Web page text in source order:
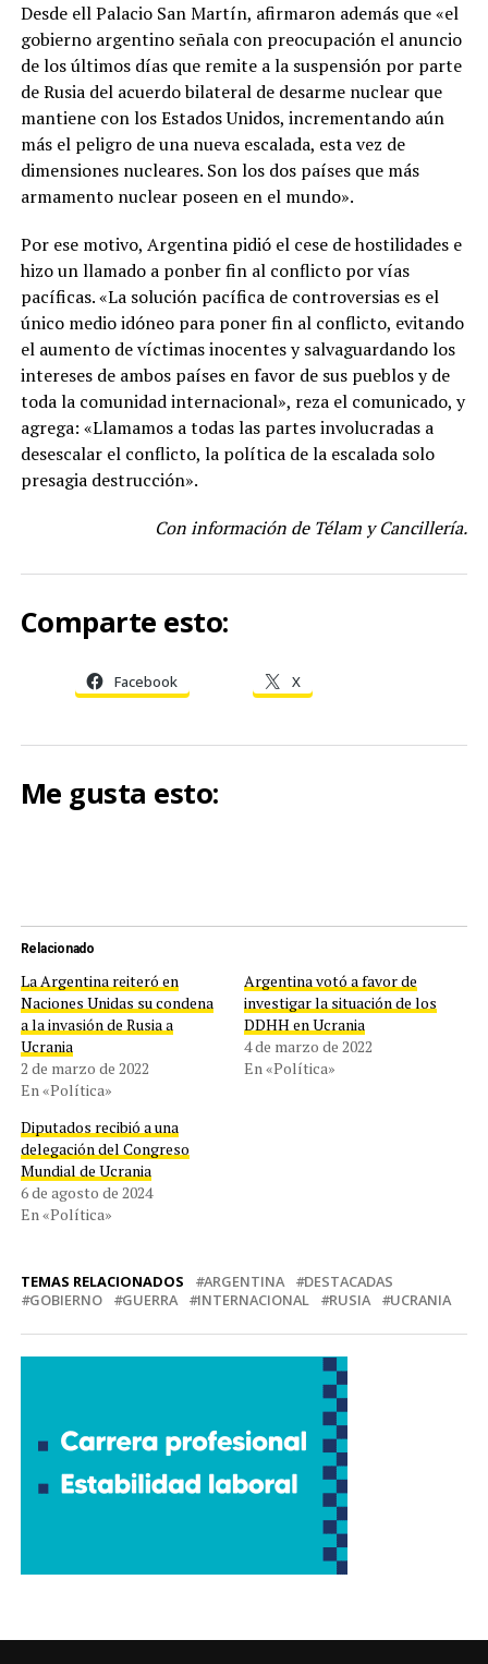
Desde ell Palacio San Martín, afirmaron además que «el
gobierno argentino señala con preocupación el anuncio
de los últimos días que remite a la suspensión por parte
de Rusia del acuerdo bilateral de desarme nuclear que
mantiene con los Estados Unidos, incrementando aún
más el peligro de una nueva escalada, esta vez de
dimensiones nucleares. Son los dos países que más
armamento nuclear poseen en el mundo».
Por ese motivo, Argentina pidió el cese de hostilidades e
hizo un llamado a ponber fin al conflicto por vías
pacíficas. «La solución pacífica de controversias es el
único medio idóneo para poner fin al conflicto, evitando
el aumento de víctimas inocentes y salvaguardando los
intereses de ambos países en favor de sus pueblos y de
toda la comunidad internacional», reza el comunicado, y
agrega: «Llamamos a todas las partes involucradas a
desescalar el conflicto, la política de la escalada solo
presagia destrucción».
Con información de Télam y Cancillería.
Comparte esto:
Facebook X
Me gusta esto:
Relacionado
La Argentina reiteró en
Naciones Unidas su condena
a la invasión de Rusia a
Ucrania
2 de marzo de 2022
En «Política»
Argentina votó a favor de
investigar la situación de los
DDHH en Ucrania
4 de marzo de 2022
En «Política»
Diputados recibió a una
delegación del Congreso
Mundial de Ucrania
6 de agosto de 2024
En «Política»
TEMAS RELACIONADOS ARGENTINA
DESTACADAS
GOBIERNO
GUERRA INTERNACIONAL RUSIA UCRANIA